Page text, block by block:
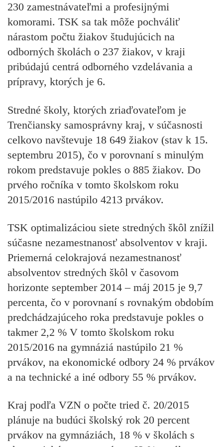
230 zamestnávateľmi a profesijnými
komorami. TSK sa tak môže pochváliť
nárastom počtu žiakov študujúcich na
odborných školách o 237 žiakov, v kraji
pribúdajú centrá odborného vzdelávania a
prípravy, ktorých je 6.
Stredné školy, ktorých zriaďovateľom je
Trenčiansky samosprávny kraj, v súčasnosti
celkovo navštevuje 18 649 žiakov (stav k 15.
septembru 2015), čo v porovnaní s minulým
rokom predstavuje pokles o 885 žiakov. Do
prvého ročníka v tomto školskom roku
2015/2016 nastúpilo 4213 prvákov.
TSK optimalizáciou siete stredných škôl znížil
súčasne nezamestnanosť absolventov v kraji.
Priemerná celokrajová nezamestnanosť
absolventov stredných škôl v časovom
horizonte september 2014 – máj 2015 je 9,7
percenta, čo v porovnaní s rovnakým obdobím
predchádzajúceho roka predstavuje pokles o
takmer 2,2 % V tomto školskom roku
2015/2016 na gymnáziá nastúpilo 21 %
prvákov, na ekonomické odbory 24 % prvákov
a na technické a iné odbory 55 % prvákov.
Kraj podľa VZN o počte tried č. 20/2015
plánuje na budúci školský rok 20 percent
prvákov na gymnáziách, 18 % v školách s